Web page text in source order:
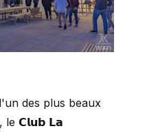
des plus beaux
le 𝗖𝗹𝘂𝗯 𝗟𝗮